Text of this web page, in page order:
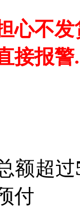
心不
接报警.
额超过
付